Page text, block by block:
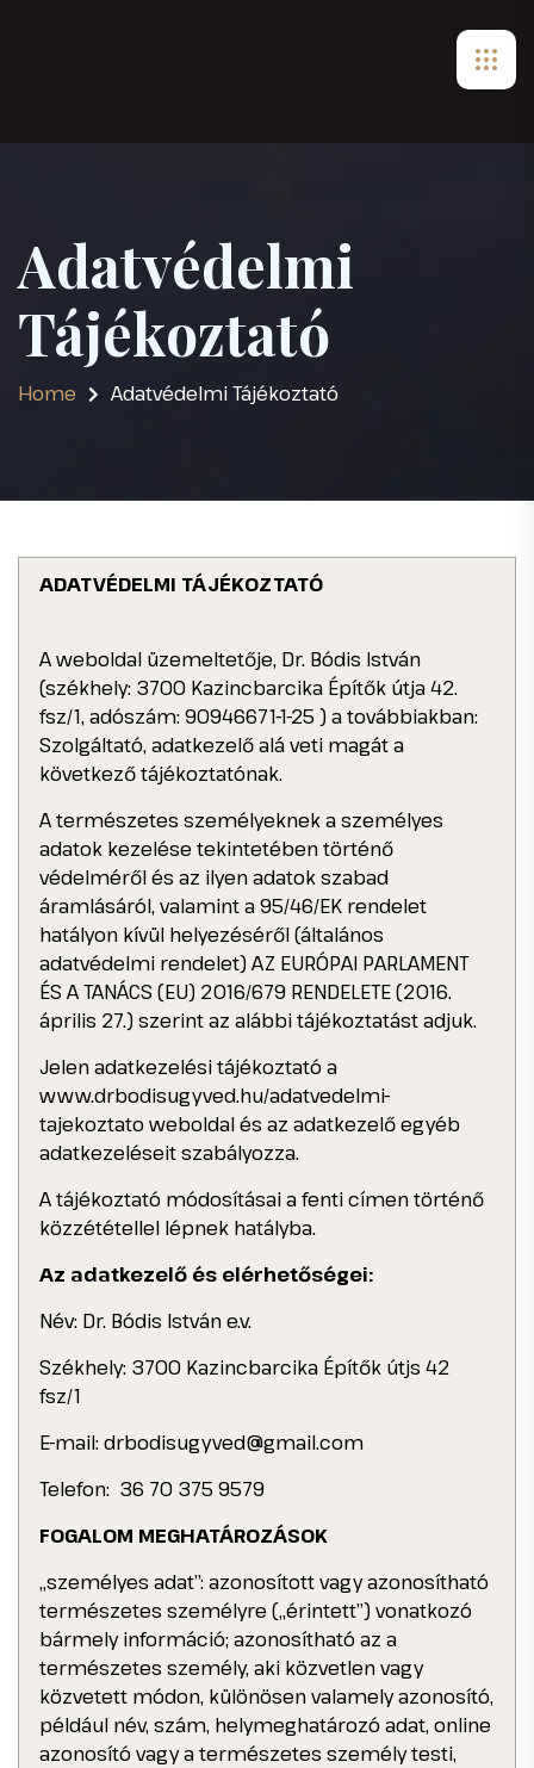
Adatvédelmi
Tájékoztató
Home Adatvédelmi Tájékoztató
ADATVÉDELMI TÁJÉKOZTATÓ
A weboldal üzemeltetője, Dr. Bódis István
(székhely: 3700 Kazincbarcika Építők útja 42.
fsz/1, adószám: 90946671-1-25 ) a továbbiakban:
Szolgáltató, adatkezelő alá veti magát a
következő tájékoztatónak.
A természetes személyeknek a személyes
adatok kezelése tekintetében történő
védelméről és az ilyen adatok szabad
áramlásáról, valamint a 95/46/EK rendelet
hatályon kívül helyezéséről (általános
adatvédelmi rendelet) AZ EURÓPAI PARLAMENT
ÉS A TANÁCS (EU) 2016/679 RENDELETE (2016.
április 27.) szerint az alábbi tájékoztatást adjuk.
Jelen adatkezelési tájékoztató a
www.drbodisugyved.hu/adatvedelmi-
tajekoztato weboldal és az adatkezelő egyéb
adatkezeléseit szabályozza.
A tájékoztató módosításai a fenti címen történő
közzététellel lépnek hatályba.
Az adatkezelő és elérhetőségei:
Név: Dr. Bódis István e.v.
Székhely: 3700 Kazincbarcika Építők útjs 42
fsz/1
E-mail: drbodisugyved@gmail.com
Telefon: 36 70 375 9579
FOGALOM MEGHATÁROZÁSOK
„személyes adat”: azonosított vagy azonosítható
természetes személyre („érintett”) vonatkozó
bármely információ; azonosítható az a
természetes személy, aki közvetlen vagy
közvetett módon, különösen valamely azonosító,
például név, szám, helymeghatározó adat, online
azonosító vagy a természetes személy testi,